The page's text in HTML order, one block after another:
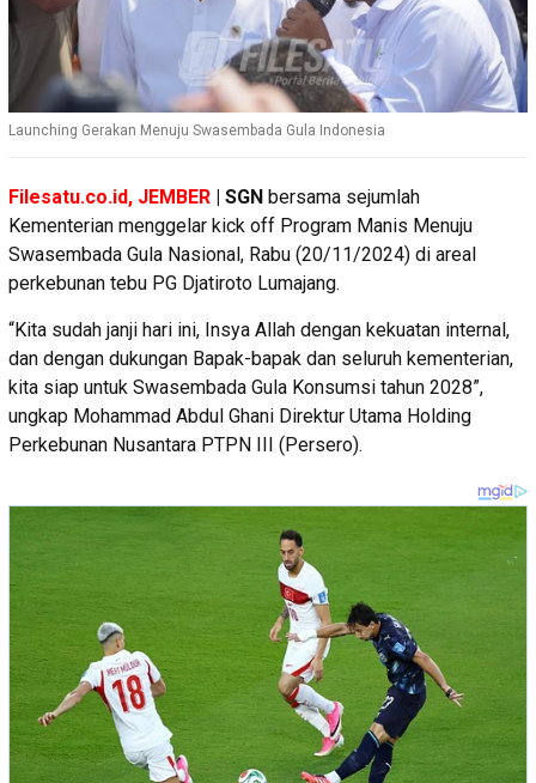
Launching Gerakan Menuju Swasembada Gula Indonesia
Filesatu.co.id, JEMBER | SGN bersama sejumlah
Kementerian menggelar kick off Program Manis Menuju
Swasembada Gula Nasional, Rabu (20/11/2024) di areal
perkebunan tebu PG Djatiroto Lumajang.
“Kita sudah janji hari ini, Insya Allah dengan kekuatan internal,
dan dengan dukungan Bapak-bapak dan seluruh kementerian,
kita siap untuk Swasembada Gula Konsumsi tahun 2028”,
ungkap Mohammad Abdul Ghani Direktur Utama Holding
Perkebunan Nusantara PTPN III (Persero).